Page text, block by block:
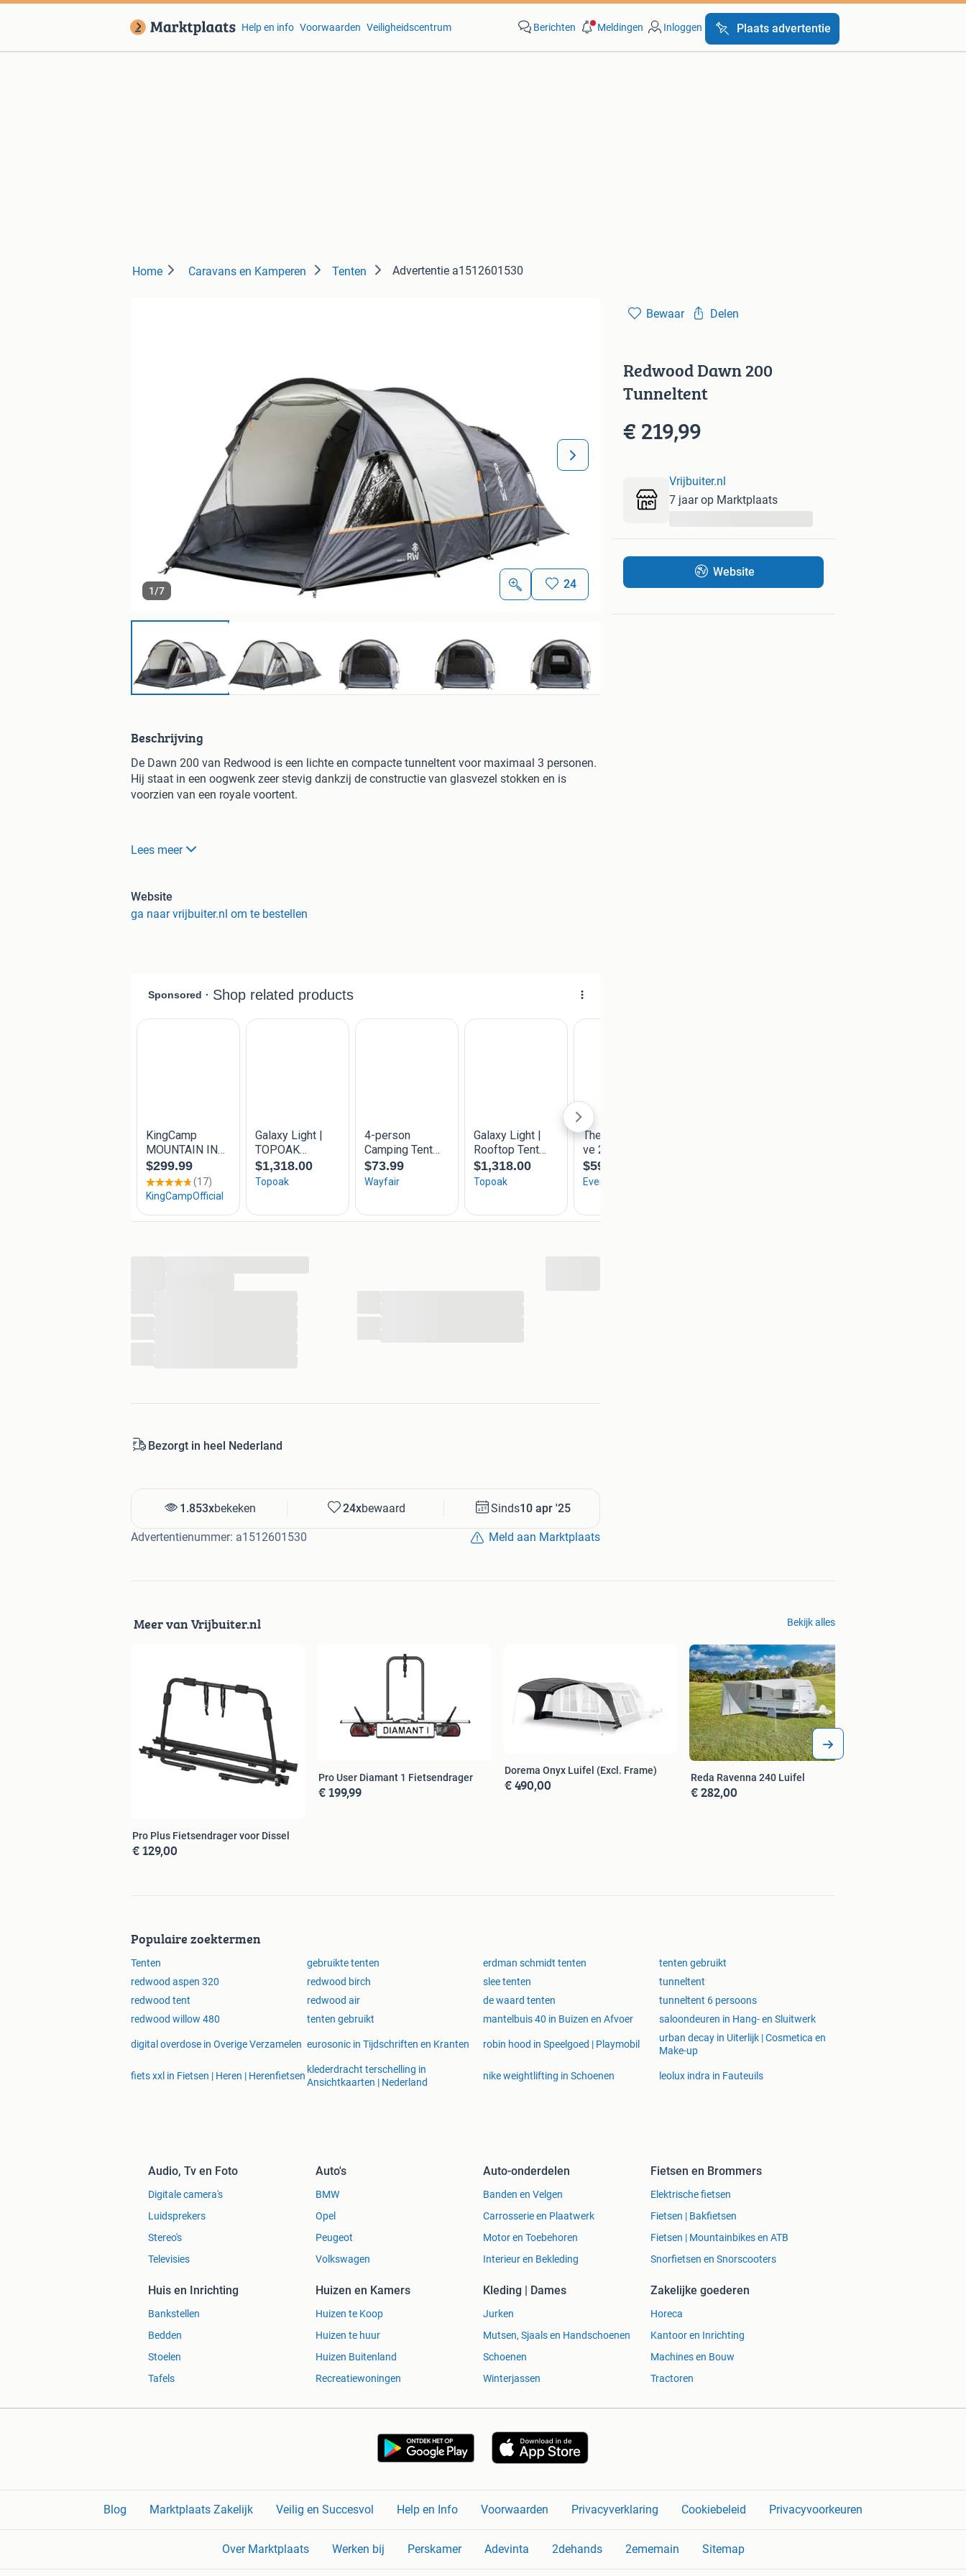
Help en info Voorwaarden Veiligheidscentrum Berichten Meldingen Inloggen Plaats advertentie
Home Caravans en Kamperen Tenten Advertentie a1512601530
1/7 24
Beschrijving
De Dawn 200 van Redwood is een lichte en compacte tunneltent voor maximaal 3 personen.
Hij staat in een oogwenk zeer stevig dankzij de constructie van glasvezel stokken en is
voorzien van een royale voortent.
Om deze reden kies je voor Vrijbuiter.nl:
Gratis verzending vanaf 50,-
2 megastores in Gouda & Zaandam
Meer informatie over dit artikel? Bezoek dan onze website:
Lees meer
Website
ga naar vrijbuiter.nl om te bestellen
Bezorgt in heel Nederland
1.853xbekeken 24xbewaard Sinds10 apr '25
Advertentienummer: a1512601530 Meld aan Marktplaats
Bewaar Delen
Redwood Dawn 200
Tunneltent
€ 219,99
Vrijbuiter.nl
7 jaar op Marktplaats
Website
Meer van Vrijbuiter.nl Bekijk alles
Pro Plus Fietsendrager voor Dissel
€ 129,00
Pro User Diamant 1 Fietsendrager
€ 199,99
Dorema Onyx Luifel (Excl. Frame)
€ 490,00 Reda Ravenna 240 Luifel
€ 282,00
Populaire zoektermen
Tenten gebruikte tenten erdman schmidt tenten
tenten gebruikt
redwood aspen 320
redwood birch slee tenten
tunneltent
redwood tent
redwood air de waard tenten
tunneltent 6 persoons
redwood willow 480
tenten gebruikt mantelbuis 40 in Buizen en Afvoer saloondeuren in Hang- en Sluitwerk
digital overdose in Overige Verzamelen eurosonic in Tijdschriften en Kranten robin hood in Speelgoed | Playmobil
urban decay in Uiterlijk | Cosmetica en
Make-up
fiets xxl in Fietsen | Heren | Herenfietsen
klederdracht terschelling in
Ansichtkaarten | Nederland
nike weightlifting in Schoenen leolux indra in Fauteuils
Audio, Tv en Foto
Digitale camera's
Luidsprekers
Stereo's
Televisies
Auto's
BMW
Opel
Peugeot
Volkswagen
Auto-onderdelen
Banden en Velgen
Carrosserie en Plaatwerk
Motor en Toebehoren
Interieur en Bekleding
Fietsen en Brommers
Elektrische fietsen
Fietsen | Bakfietsen
Fietsen | Mountainbikes en ATB
Snorfietsen en Snorscooters
Huis en Inrichting
Bankstellen
Bedden
Stoelen
Tafels
Huizen en Kamers
Huizen te Koop
Huizen te huur
Huizen Buitenland
Recreatiewoningen
Kleding | Dames
Jurken
Mutsen, Sjaals en Handschoenen
Schoenen
Winterjassen
Zakelijke goederen
Horeca
Kantoor en Inrichting
Machines en Bouw
Tractoren
Blog Marktplaats Zakelijk Veilig en Succesvol Help en Info Voorwaarden Privacyverklaring Cookiebeleid Privacyvoorkeuren
Over Marktplaats Werken bij Perskamer Adevinta 2dehands 2ememain Sitemap